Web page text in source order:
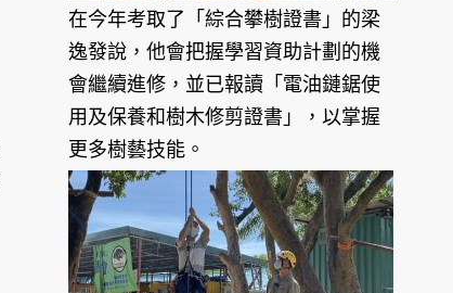
在今年考取了「綜合攀樹證書」的梁
逸發說，他會把握學習資助計劃的機
會繼續進修，並已報讀「電油鏈鋸使
用及保養和樹木修剪證書」，以掌握
更多樹藝技能。